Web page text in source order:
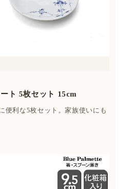
ト 5枚セット 15cm
便利な5枚セット。家族使いにも